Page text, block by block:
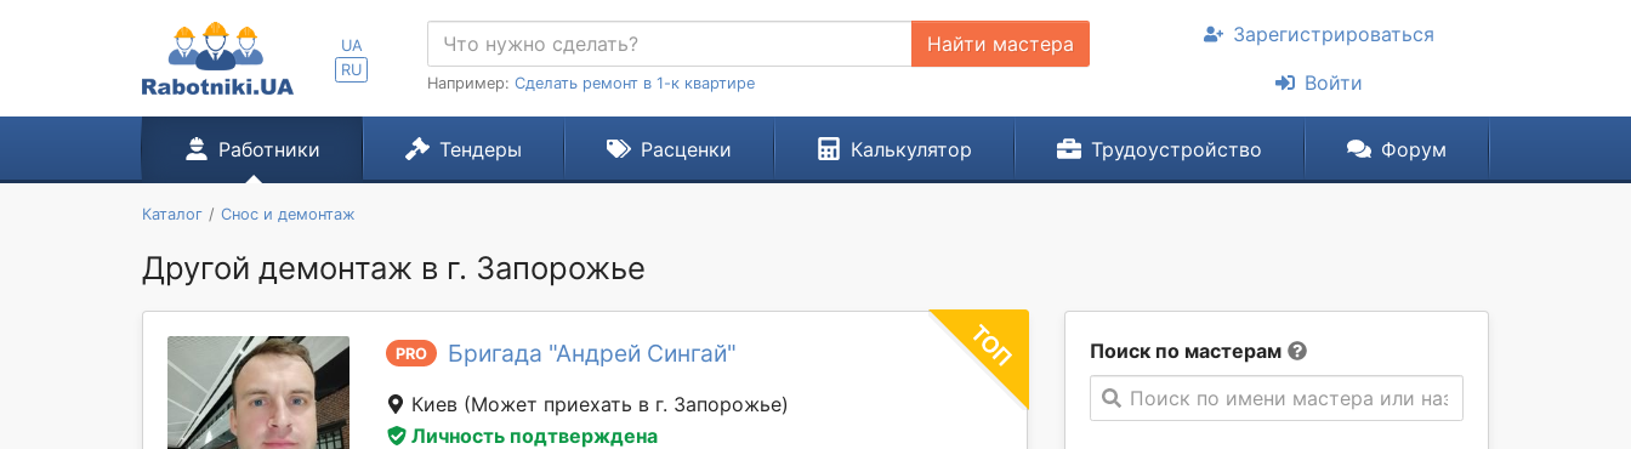
UA
RU
Найти мастера
Например: Сделать ремонт в 1-к квартире
Зарегистрироваться
Войти
Работники Тендеры Расценки Калькулятор Трудоустройство Форум
Каталог Снос и демонтаж
Другой демонтаж в г. Запорожье
Поиск по мастерам
Поиск по имени мастера или названии компании
PRO Бригада "Андрей Сингай"
Киев (Может приехать в г. Запорожье)
Личность подтверждена